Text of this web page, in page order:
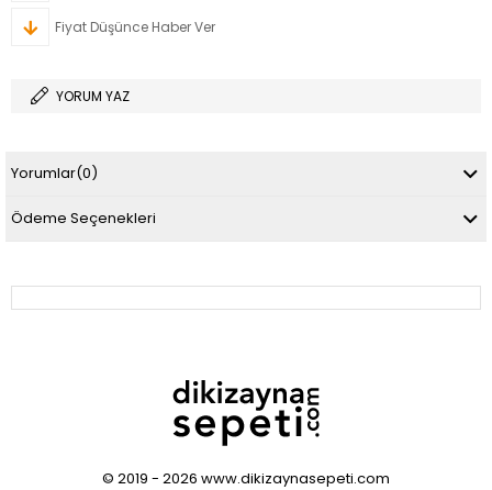
Fiyat Düşünce Haber Ver
YORUM YAZ
Yorumlar(0)
Ödeme Seçenekleri
© 2019 - 2026 www.dikizaynasepeti.com